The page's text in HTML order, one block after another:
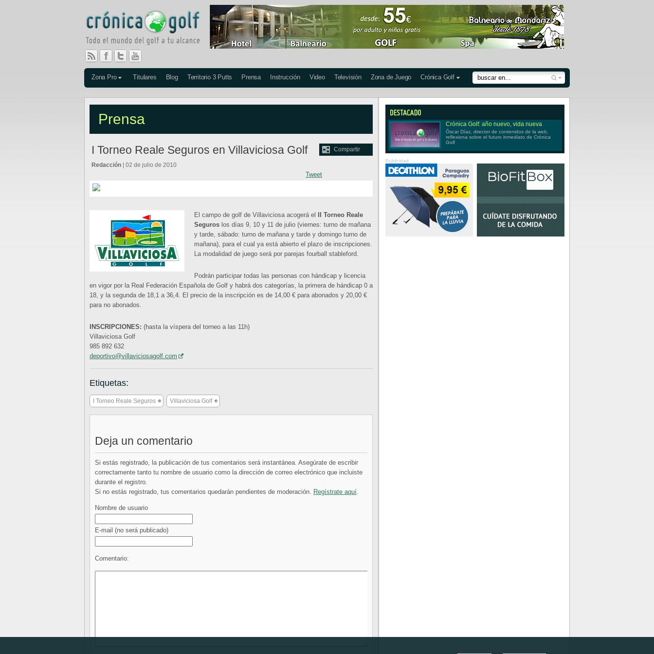
Zona Pro Titulares Blog Territorio 3 Putts Prensa Instrucción Video Televisión Zona de Juego Crónica Golf
Prensa
Compartir
I Torneo Reale Seguros en Villaviciosa Golf
Tweet
Redacción | 02 de julio de 2010
El campo de golf de Villaviciosa acogerá el
II Torneo Reale
Seguros los días 9, 10 y 11 de julio (viernes: turno de mañana
y tarde, sábado: turno de mañana y tarde y domingo turno de
mañana), para el cual ya está abierto el plazo de inscripciones.
La modalidad de juego será por parejas fourball stableford.
Podrán participar todas las personas con hándicap y licencia
en vigor por la Real Federación Española de Golf y habrá dos categorías, la primera de hándicap 0 a
18, y la segunda de 18,1 a 36,4. El precio de la inscripción es de 14,00 € para abonados y 20,00 €
para no abonados.
INSCRIPCIONES: (hasta la víspera del torneo a las 11h)
Villaviciosa Golf
985 892 632
deportivo@villaviciosagolf.com
Etiquetas:
I Torneo Reale Seguros Villaviciosa Golf
Deja un comentario
Si estás registrado, la publicación de tus comentarios será instantánea. Asegúrate de escribir
correctamente tanto tu nombre de usuario como la dirección de correo electrónico que incluiste
durante el registro.
Si no estás registrado, tus comentarios quedarán pendientes de moderación. Regístrate aquí.
Nombre de usuario
E-mail (no será publicado)
Comentario:
Crónica Golf: año nuevo, vida nueva
Óscar Díaz, director de contenidos de la web,
reflexiona sobre el futuro inmediato de Crónica
Golf
Publicidad